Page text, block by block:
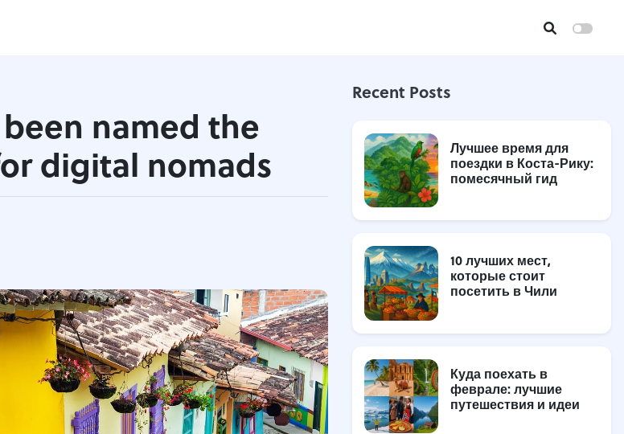
named the
digital nomads
Recent Posts
Лучшее время для
поездки в Коста-Рику:
помесячный гид
10 лучших мест,
которые стоит
посетить в Чили
Куда поехать в
феврале: лучшие
путешествия и идеи